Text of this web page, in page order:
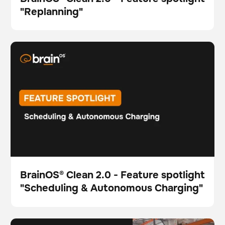
Vídeo
"Replanning"
BrainOS® Clean 2.0 - Feature spotlight "Scheduling &
Autonomous Charging"
Vídeo
Fregadora
Esto es un texto dentro de un bloque div.
Vídeo
BrainOS® Clean 2.0 - Feature spotlight
"Scheduling & Autonomous Charging"